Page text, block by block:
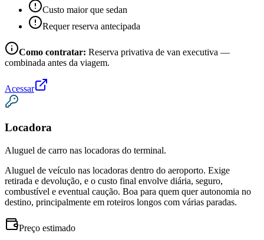
Custo maior que sedan
Requer reserva antecipada
Como contratar: Reserva privativa de van executiva —
combinada antes da viagem.
Acessar
Locadora
Aluguel de carro nas locadoras do terminal.
Aluguel de veículo nas locadoras dentro do aeroporto. Exige
retirada e devolução, e o custo final envolve diária, seguro,
combustível e eventual caução. Boa para quem quer autonomia no
destino, principalmente em roteiros longos com várias paradas.
Preço estimado